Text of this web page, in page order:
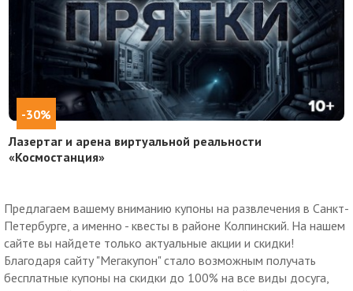
-30%
Лазертаг и арена виртуальной реальности
«Космостанция»
Предлагаем вашему вниманию купоны на развлечения в Санкт-
Петербурге, а именно - квесты в районе Колпинский. На нашем
сайте вы найдете только актуальные акции и скидки!
Благодаря сайту "Мегакупон" стало возможным получать
бесплатные купоны на скидки до 100% на все виды досуга,